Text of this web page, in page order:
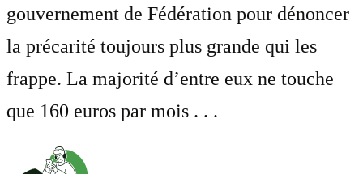
gouvernement de Fédération pour dénoncer
la précarité toujours plus grande qui les
frappe. La majorité d’entre eux ne touche
que 160 euros par mois . . .